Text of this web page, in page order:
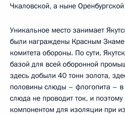
Чкаловской, а ныне Оренбургской
Уникальное место занимает
были награждены Красным
комитета обороны. По сути,
базой для всей оборонной
здесь добыли 40 тонн золота,
половины слюды – флогопита – в
слюда не проводит ток, и
компонентом для изоляции при